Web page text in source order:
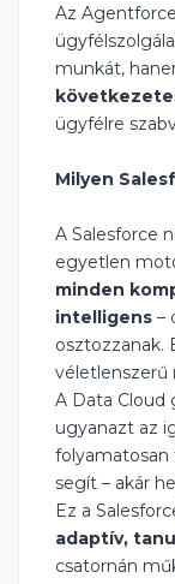
Az
munkát,
ügyfélre
Milyen
A Salesforce
egyetlen
minden
intelligens –
osztozzanak.
A Data Cloud
ugyanazt az
folyamatosan
segít – akár
Ez a
adaptív,
csatornán